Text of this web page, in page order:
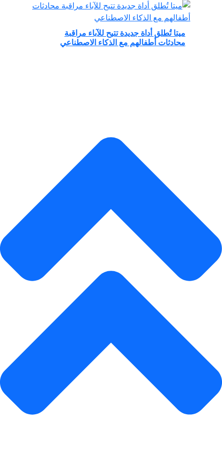
ميتا تُطلق أداة جديدة تتيح للآباء مراقبة
محادثات أطفالهم مع الذكاء الاصطناعي